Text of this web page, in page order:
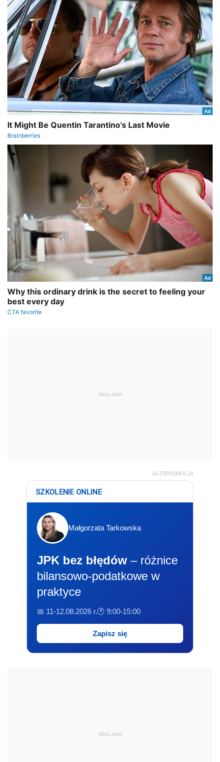
REKLAMA
AUTOPROMOCJA
SZKOLENIE ONLINE
Małgorzata Tarkowska
JPK bez błędów – różnice
bilansowo-podatkowe w
praktyce
📅 11-12.08.2026 r.🕐 9:00-15:00
Zapisz się
REKLAMA